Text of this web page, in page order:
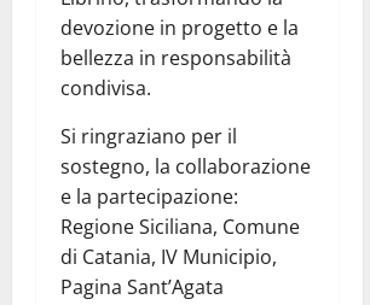
devozione in progetto e la
bellezza in responsabilità
condivisa.
Si ringraziano per il
sostegno, la collaborazione
e la partecipazione:
Regione Siciliana, Comune
di Catania, IV Municipio,
Pagina Sant’Agata